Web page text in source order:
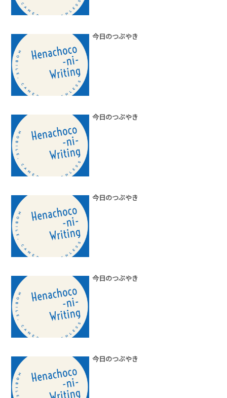
今日のつぶやき
今日のつぶやき
今日のつぶやき
今日のつぶやき
今日のつぶやき